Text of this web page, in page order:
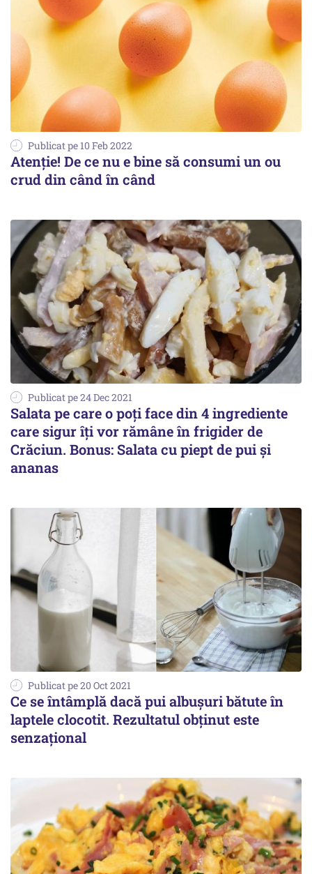
Publicat pe 10 Feb 2022
Atenție! De ce nu e bine să consumi un ou
crud din când în când
Publicat pe 24 Dec 2021
Salata pe care o poți face din 4 ingrediente
care sigur îți vor rămâne în frigider de
Crăciun. Bonus: Salata cu piept de pui și
ananas
Publicat pe 20 Oct 2021
Ce se întâmplă dacă pui albușuri bătute în
laptele clocotit. Rezultatul obținut este
senzațional